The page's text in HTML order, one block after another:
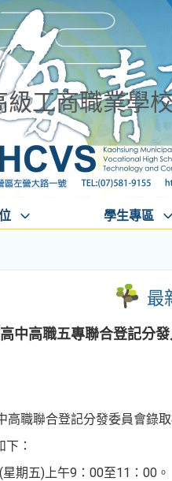
工商職業學
學生專區
最
中高職五專聯合登記分
職聯合登記分發委員會錄
：
期五)上午9：00至11：00。